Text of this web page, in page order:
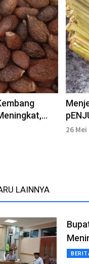
Berburu
26
LAINNYA